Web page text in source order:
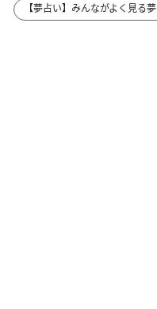
【夢占い】みんながよく見る夢